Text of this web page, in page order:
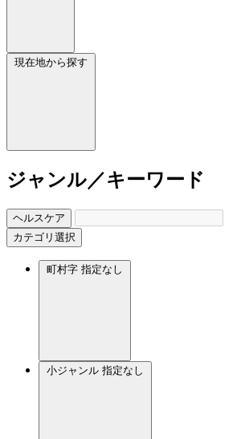
現在地から探す
ジャンル／キーワード
ヘルスケア
カテゴリ選択
町村字 指定なし
小ジャンル 指定なし